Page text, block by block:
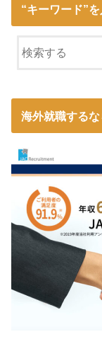
“キーワード”
海外就職する